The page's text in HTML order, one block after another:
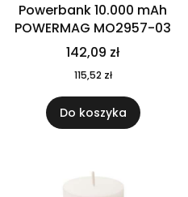
Powerbank 10.000 mAh
POWERMAG MO2957-03
142,09 zł
115,52 zł
Do koszyka